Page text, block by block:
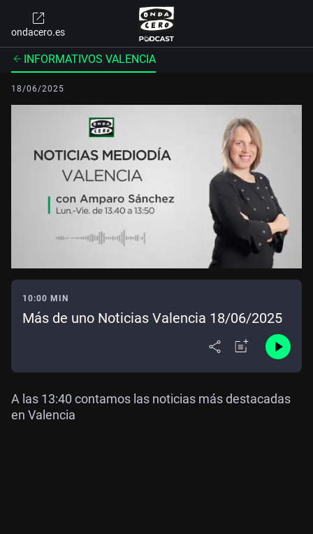
ondacero.es
INFORMATIVOS VALENCIA
18/06/2025
10:00 MIN
Más de uno Noticias Valencia 18/06/2025
A las 13:40 contamos las noticias más destacadas
en Valencia